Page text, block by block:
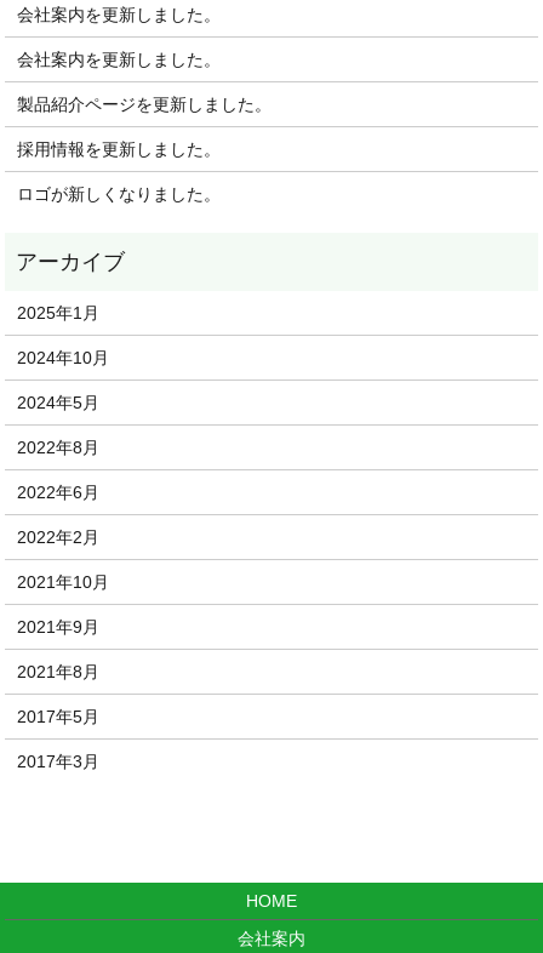
会社案内を更新しました。
会社案内を更新しました。
製品紹介ページを更新しました。
採用情報を更新しました。
ロゴが新しくなりました。
2025年1月
2024年10月
2024年5月
2022年8月
2022年6月
2022年2月
2021年10月
2021年9月
2021年8月
2017年5月
2017年3月
HOME
会社案内